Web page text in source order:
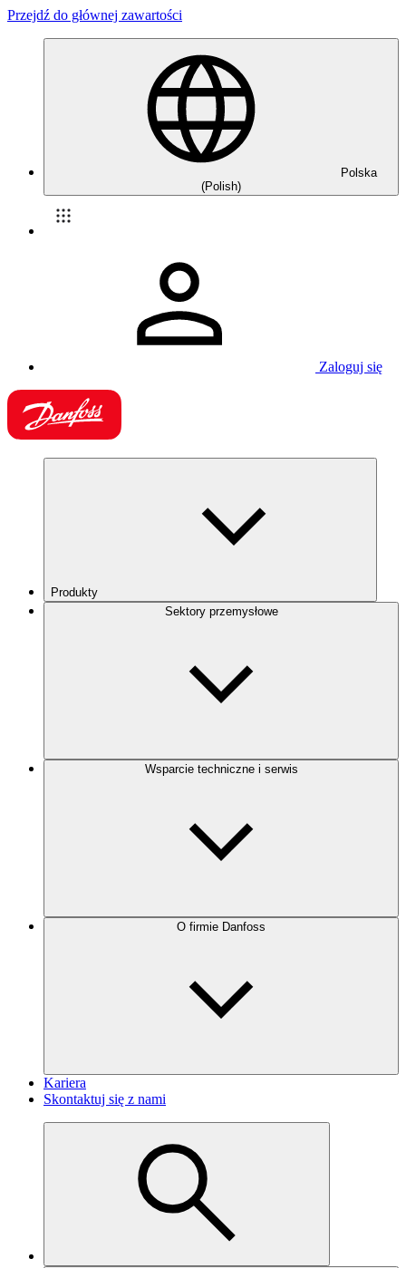
Przejdź do głównej zawartości
Polska
(Polish)
Zaloguj się
Produkty
Sektory przemysłowe
Wsparcie techniczne i serwis
O firmie Danfoss
Kariera
Skontaktuj się z nami